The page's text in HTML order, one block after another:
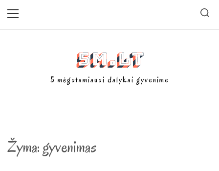
5m.lt
5 mėgstamiausi dalykai gyvenime
Žyma:gyvenimas